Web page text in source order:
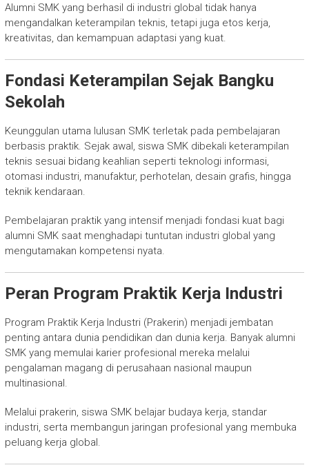
Alumni SMK yang berhasil di industri global tidak hanya
mengandalkan keterampilan teknis, tetapi juga etos kerja,
kreativitas, dan kemampuan adaptasi yang kuat.
Fondasi Keterampilan Sejak Bangku
Sekolah
Keunggulan utama lulusan SMK terletak pada pembelajaran
berbasis praktik. Sejak awal, siswa SMK dibekali keterampilan
teknis sesuai bidang keahlian seperti teknologi informasi,
otomasi industri, manufaktur, perhotelan, desain grafis, hingga
teknik kendaraan.
Pembelajaran praktik yang intensif menjadi fondasi kuat bagi
alumni SMK saat menghadapi tuntutan industri global yang
mengutamakan kompetensi nyata.
Peran Program Praktik Kerja Industri
Program Praktik Kerja Industri (Prakerin) menjadi jembatan
penting antara dunia pendidikan dan dunia kerja. Banyak alumni
SMK yang memulai karier profesional mereka melalui
pengalaman magang di perusahaan nasional maupun
multinasional.
Melalui prakerin, siswa SMK belajar budaya kerja, standar
industri, serta membangun jaringan profesional yang membuka
peluang kerja global.